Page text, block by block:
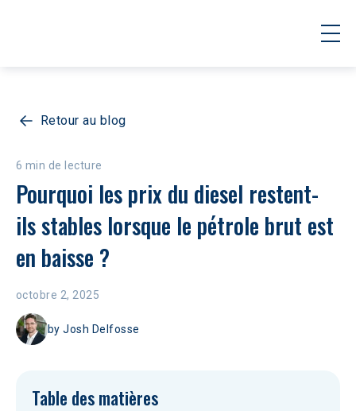
Retour au blog
6 min de lecture
Pourquoi les prix du diesel restent-
ils stables lorsque le pétrole brut est
en baisse ?
octobre 2, 2025
byJosh Delfosse
Table des matières